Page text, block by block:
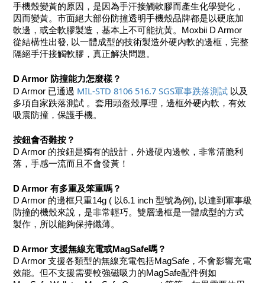
手機殼變黃的原因，是因為手汗接觸軟膠而產生化學變化，
因而變黃。市面絕大部份防撞透明手機殼品牌都是以硬底加
軟邊，或全軟膠製造，基本上不可能抗黃。Moxbii D Armor
從結構性出發, 以一體成型的技術製造外硬內軟的邊框，完整
隔絕手汗接觸軟膠，真正解決問題。
D Armor 防撞能力怎麼樣？
D Armor 已通過 ​MIL-STD 8106 516.7 SGS軍事跌落測試 以及
多項自家跌落測試 。套用頭盔殼厚理，邊框外硬內軟，有效
吸震防撞，保護手機。
按鈕會否難按？
D Armor 的按鈕是獨有的設計，外邊硬內邊軟，非常清脆利
落，手感一流而且不會發黃！
D Armor 有多重及笨重嗎？
D Armor 的邊框只重14g ( 以6.1 inch 型號為例), 以達到軍事級
防撞的機殼來說，是非常輕巧。雙層邊框是一體成型的方式
製作，所以能夠保持纖薄。
D Armor 支援無線充電或MagSafe嗎？
D Armor 支援各類型的無線充電包括MagSafe，不會影響充電
效能。但不支援需要較強磁吸力的MagSafe配件例如